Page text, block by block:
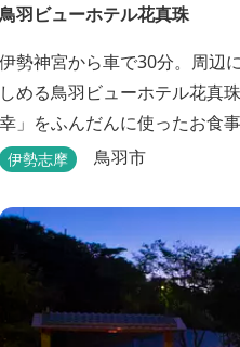
鳥羽ビューホテル花真珠
伊勢神宮から車で30分。周辺
しめる鳥羽ビューホテル花真
幸」をふんだんに使ったお食
きる「美肌の湯」、2022年に
年リニューアルした過ごしや
代で楽しめるお部屋になって
ャンビューで雄大な鳥羽湾を
伊勢志摩 鳥羽市